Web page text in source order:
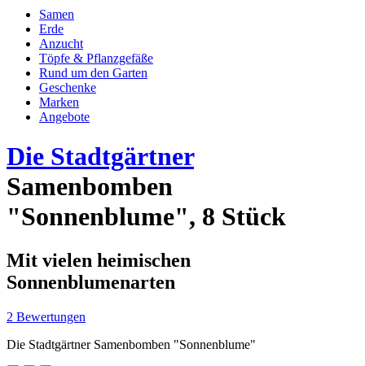
Samen
Erde
Anzucht
Töpfe & Pflanzgefäße
Rund um den Garten
Geschenke
Marken
Angebote
Die Stadtgärtner
Samenbomben
"Sonnenblume", 8 Stück
Mit vielen heimischen
Sonnenblumenarten
2 Bewertungen
Die Stadtgärtner Samenbomben "Sonnenblume"